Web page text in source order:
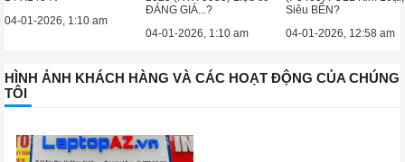
04-01-2026, 1:10 am
ĐÁNG GIÁ...?
04-01-2026, 1:10 am
Siêu BỀN?
04-01-2026, 12:58 am
HÌNH ẢNH KHÁCH HÀNG VÀ CÁC HOẠT ĐỘNG CỦA CHÚNG
TÔI